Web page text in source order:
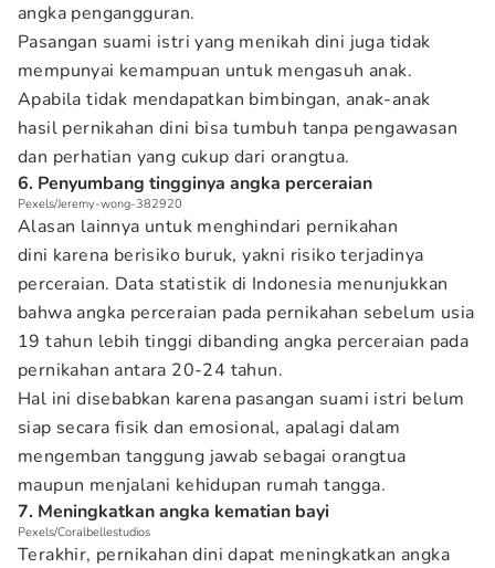
angka pengangguran.
Pasangan suami istri yang menikah dini juga tidak
mempunyai kemampuan untuk mengasuh anak.
Apabila tidak mendapatkan bimbingan, anak-anak
hasil pernikahan dini bisa tumbuh tanpa pengawasan
dan perhatian yang cukup dari orangtua.
6. Penyumbang tingginya angka perceraian
Pexels/Jeremy-wong-382920
Alasan lainnya untuk menghindari pernikahan
dini karena berisiko buruk, yakni risiko terjadinya
perceraian. Data statistik di Indonesia menunjukkan
bahwa angka perceraian pada pernikahan sebelum usia
19 tahun lebih tinggi dibanding angka perceraian pada
pernikahan antara 20-24 tahun.
Hal ini disebabkan karena pasangan suami istri belum
siap secara fisik dan emosional, apalagi dalam
mengemban tanggung jawab sebagai orangtua
maupun menjalani kehidupan rumah tangga.
7. Meningkatkan angka kematian bayi
Pexels/Coralbellestudios
Terakhir, pernikahan dini dapat meningkatkan angka